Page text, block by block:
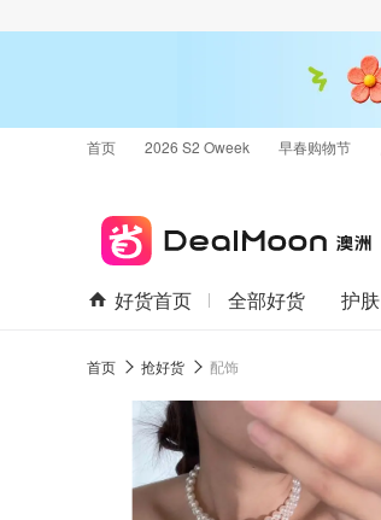
首页 2026 S2 Oweek 早春购物节
好货首页 全部好货 护肤
首页 抢好货 配饰